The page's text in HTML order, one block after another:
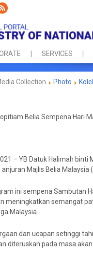
SERVICES
Collection Photo
Belia Sempena Hari
– YB Datuk Halimah
Majlis Belia Malaysia
ini sempena Sambutan
meningkatkan semangat
Malaysia.
dan ucapan setinggi
diteruskan pada masa